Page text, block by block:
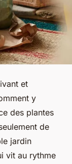
et
y
des plantes
de
jardin
vit au rythme